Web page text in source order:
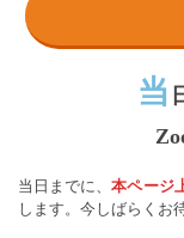
当
当日までに、本ページ
します。今しばらくお